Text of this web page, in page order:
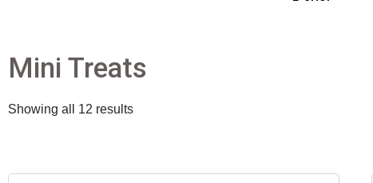
Mini Treats
Showing all 12 results